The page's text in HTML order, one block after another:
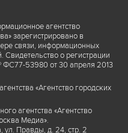
агентство
зарегистрировано в
связи, информационных
о регистрации
53980 от 30 апреля 2013
«Агентство городских
агентства «Агентство
Медиа».
ул. Правды, д. 24, стр. 2